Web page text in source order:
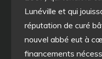
Lunéville et qui
réputation de curé
nouvel abbé eut à
financements